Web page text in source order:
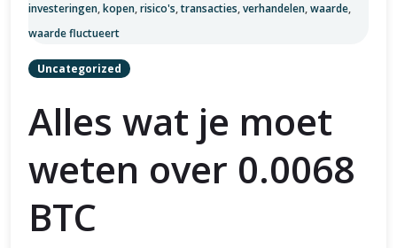
investeringen,kopen,risico's,transacties,verhandelen,waarde,
waarde fluctueert
Uncategorized
Alles wat je moet
weten over 0.0068
BTC